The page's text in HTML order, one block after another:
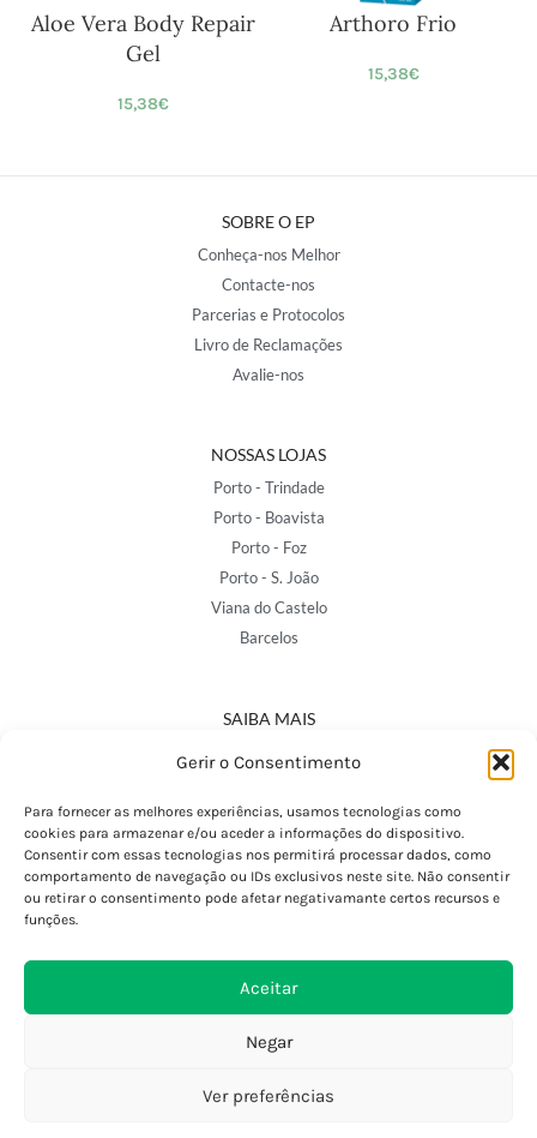
Gerir o Consentimento
Para fornecer as melhores experiências, usamos tecnologias como
cookies para armazenar e/ou aceder a informações do dispositivo.
Consentir com essas tecnologias nos permitirá processar dados, como
comportamento de navegação ou IDs exclusivos neste site. Não consentir
ou retirar o consentimento pode afetar negativamante certos recursos e
funções.
Aceitar
Negar
Ver preferências
Aloe Vera Body Repair
Gel
15,38€
Arthoro Frio
15,38€
SOBRE O EP
Conheça-nos Melhor
Contacte-nos
Parcerias e Protocolos
Livro de Reclamações
Avalie-nos
NOSSAS LOJAS
Porto - Trindade
Porto - Boavista
Porto - Foz
Porto - S. João
Viana do Castelo
Barcelos
SAIBA MAIS
Política de Privacidade
Termos e Condições
Perguntas Frequentes
Custos de Envio
Encomendas Internacionais
Devoluções e Trocas